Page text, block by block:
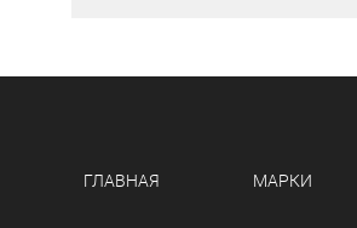
ГЛАВНАЯ МАРКИ